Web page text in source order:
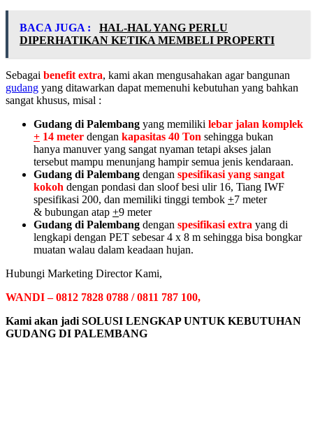
BACA JUGA :
HAL-HAL YANG PERLU
DIPERHATIKAN KETIKA MEMBELI PROPERTI
Sebagai benefit extra, kami akan mengusahakan agar bangunan
gudang yang ditawarkan dapat memenuhi kebutuhan yang bahkan
sangat khusus, misal :
Gudang di Palembang yang memiliki lebar jalan komplek
+ 14 meter dengan kapasitas 40 Ton sehingga bukan
hanya manuver yang sangat nyaman tetapi akses jalan
tersebut mampu menunjang hampir semua jenis kendaraan.
Gudang di Palembang dengan spesifikasi yang sangat
kokoh dengan pondasi dan sloof besi ulir 16, Tiang IWF
spesifikasi 200, dan memiliki tinggi tembok +7 meter
& bubungan atap +9 meter
Gudang di Palembang dengan spesifikasi extra yang di
lengkapi dengan PET sebesar 4 x 8 m sehingga bisa bongkar
muatan walau dalam keadaan hujan.
Hubungi Marketing Director Kami,
WANDI – 0812 7828 0788 / 0811 787 100,
Kami akan jadi SOLUSI LENGKAP UNTUK KEBUTUHAN
GUDANG DI PALEMBANG